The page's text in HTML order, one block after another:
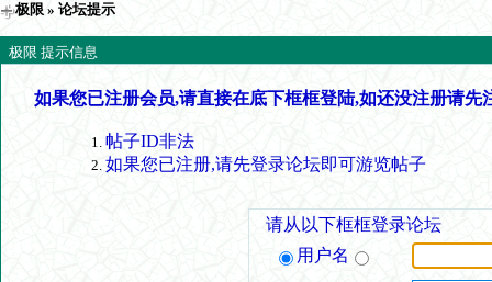
极限 » 论坛提示
极限 提示信息
如果您已注册会员,请直接在底下框框登陆,如还没注册请先
帖子ID非法
如果您已注册,请先登录论坛即可游览帖子
请从以下框框登录论坛
用户名